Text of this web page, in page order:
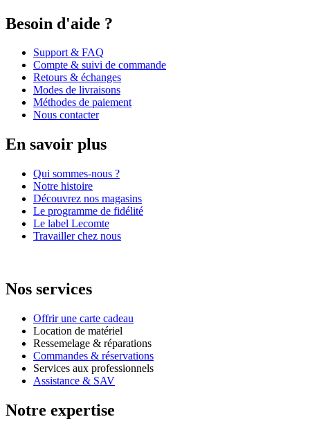
Besoin d'aide ?
Support & FAQ
Compte & suivi de commande
Retours & échanges
Modes de livraisons
Méthodes de paiement
Nous contacter
En savoir plus
Qui sommes-nous ?
Notre histoire
Découvrez nos magasins
Le programme de fidélité
Le label Lecomte
Travailler chez nous
Nos services
Offrir une carte cadeau
Location de matériel
Ressemelage & réparations
Commandes & réservations
Services aux professionnels
Assistance & SAV
Notre expertise